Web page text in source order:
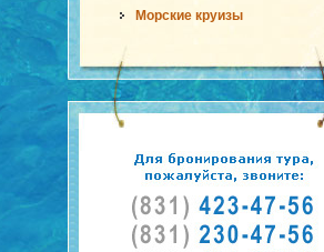
Морские круизы